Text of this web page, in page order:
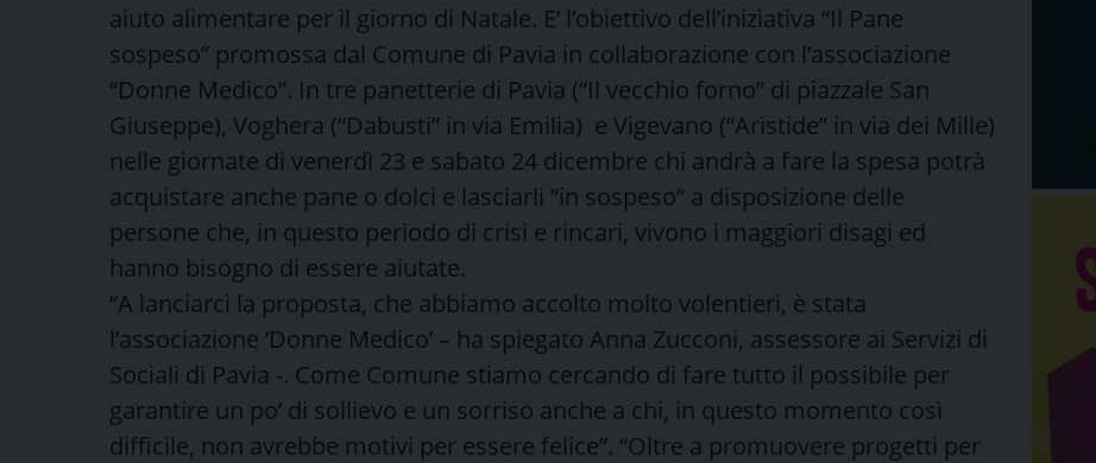
aiuto alimentare per il giorno di Natale. E’ l’obiettivo dell’iniziativa “Il Pane
sospeso” promossa dal Comune di Pavia in collaborazione con l’associazione
“Donne Medico”. In tre panetterie di Pavia (“Il vecchio forno” di piazzale San
Giuseppe), Voghera (“Dabusti” in via Emilia) e Vigevano (“Aristide” in via dei Mille)
nelle giornate di venerdì 23 e sabato 24 dicembre chi andrà a fare la spesa potrà
acquistare anche pane o dolci e lasciarli “in sospeso” a disposizione delle
persone che, in questo periodo di crisi e rincari, vivono i maggiori disagi ed
hanno bisogno di essere aiutate.
“A lanciarci la proposta, che abbiamo accolto molto volentieri, è stata
l’associazione ‘Donne Medico’ – ha spiegato Anna Zucconi, assessore ai Servizi di
Sociali di Pavia -. Come Comune stiamo cercando di fare tutto il possibile per
garantire un po’ di sollievo e un sorriso anche a chi, in questo momento così
difficile, non avrebbe motivi per essere felice”. “Oltre a promuovere progetti per